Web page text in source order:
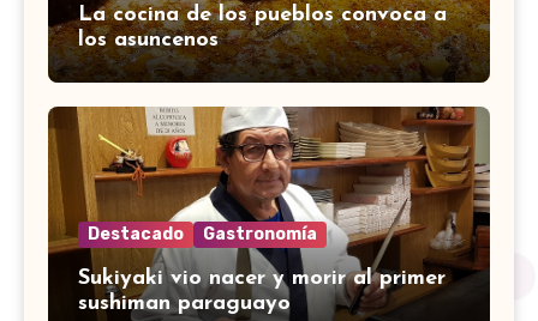
La cocina de los pueblos convoca a
los asuncenos
Destacado Gastronomía
Sukiyaki vio nacer y morir al primer
sushiman paraguayo